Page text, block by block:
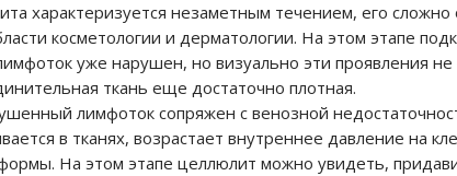
характеризуется незаметным течением, его
косметологии и дерматологии. На этом этапе
уже нарушен, но визуально эти проявления
ткань еще достаточно плотная.
лимфоток сопряжен с венозной
в тканях, возрастает внутреннее давление на
На этом этапе целлюлит можно увидеть,